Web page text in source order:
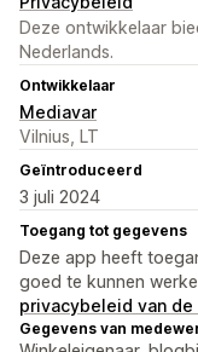
Deze ontwikkelaar
Nederlands.
Ontwikkelaar
Mediavar
Vilnius, LT
Geïntroduceerd
3 juli 2024
Toegang tot gegevens
Deze app heeft
goed te kunnen
privacybeleid van
Gegevens van